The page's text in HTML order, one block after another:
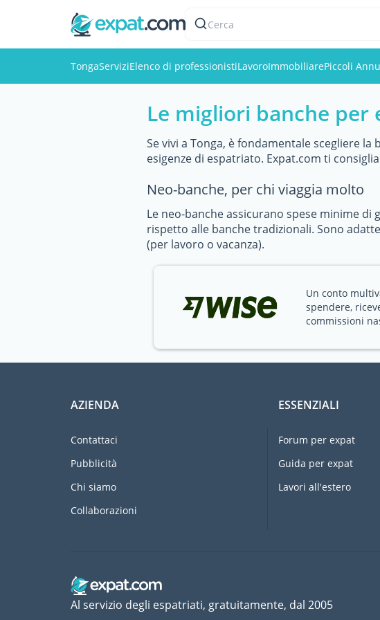
Cerca
TongaServiziElenco di professionistiLavoroImmobiliarePiccoli
Le migliori banche per
Se vivi a Tonga, è fondamentale scegliere
esigenze di espatriato. Expat.com ti
Neo-banche, per chi viaggia molto
Le neo-banche assicurano spese minime
rispetto alle banche tradizionali. Sono
(per lavoro o vacanza).
Un conto
spendere,
commissioni
AZIENDA
Contattaci
Pubblicità
Chi siamo
Collaborazioni
ESSENZIALI
Forum per expat
Guida per expat
Lavori all'estero
Al servizio degli espatriati, gratuitamente, dal 2005